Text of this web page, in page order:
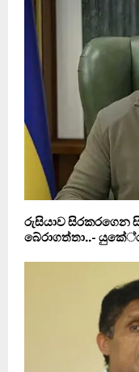
රුසියාව සිරකරගෙන
බේරාගත්තා..-